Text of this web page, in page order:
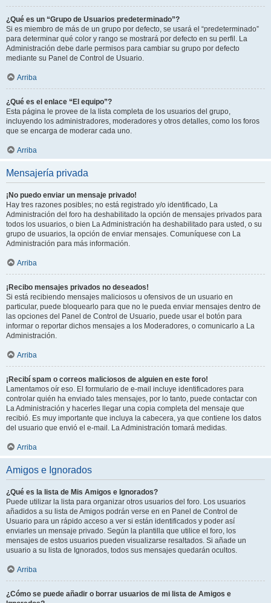
¿Qué es un “Grupo de Usuarios predeterminado”?
Si es miembro de más de un grupo por defecto, se usará el “predeterminado”
para determinar qué color y rango se mostrará por defecto en su perfil. La
Administración debe darle permisos para cambiar su grupo por defecto
mediante su Panel de Control de Usuario.
Arriba
¿Qué es el enlace “El equipo”?
Esta página le provee de la lista completa de los usuarios del grupo,
incluyendo los administradores, moderadores y otros detalles, como los foros
que se encarga de moderar cada uno.
Arriba
Mensajería privada
¡No puedo enviar un mensaje privado!
Hay tres razones posibles; no está registrado y/o identificado, La
Administración del foro ha deshabilitado la opción de mensajes privados para
todos los usuarios, o bien La Administración ha deshabilitado para usted, o su
grupo de usuarios, la opción de enviar mensajes. Comuníquese con La
Administración para más información.
Arriba
¡Recibo mensajes privados no deseados!
Si está recibiendo mensajes maliciosos u ofensivos de un usuario en
particular, puede bloquearlo para que no le pueda enviar mensajes dentro de
las opciones del Panel de Control de Usuario, puede usar el botón para
informar o reportar dichos mensajes a los Moderadores, o comunicarlo a La
Administración.
Arriba
¡Recibí spam o correos maliciosos de alguien en este foro!
Lamentamos oír eso. El formulario de e-mail incluye identificadores para
controlar quién ha enviado tales mensajes, por lo tanto, puede contactar con
La Administración y hacerles llegar una copia completa del mensaje que
recibió. Es muy importante que incluya la cabecera, ya que contiene los datos
del usuario que envió el e-mail. La Administración tomará medidas.
Arriba
Amigos e Ignorados
¿Qué es la lista de Mis Amigos e Ignorados?
Puede utilizar la lista para organizar otros usuarios del foro. Los usuarios
añadidos a su lista de Amigos podrán verse en en Panel de Control de
Usuario para un rápido acceso a ver si están identificados y poder así
enviarles un mensaje privado. Según la plantilla que utilice el foro, los
mensajes de estos usuarios pueden visualizarse resaltados. Si añade un
usuario a su lista de Ignorados, todos sus mensajes quedarán ocultos.
Arriba
¿Cómo se puede añadir o borrar usuarios de mi lista de Amigos e